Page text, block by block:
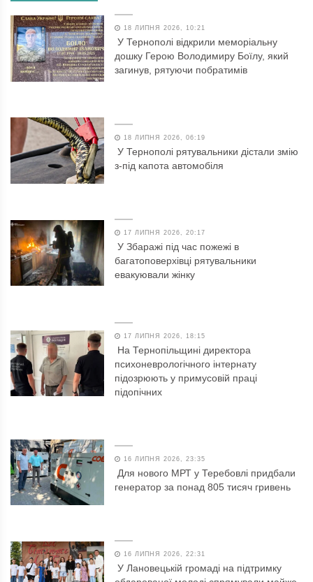
18 ЛИПНЯ 2026, 10:21
У Тернополі відкрили меморіальну
дошку Герою Володимиру Боїлу, який
загинув, рятуючи побратимів
18 ЛИПНЯ 2026, 06:19
У Тернополі рятувальники дістали змію
з-під капота автомобіля
17 ЛИПНЯ 2026, 20:17
У Збаражі під час пожежі в
багатоповерхівці рятувальники
евакуювали жінку
17 ЛИПНЯ 2026, 18:15
На Тернопільщині директора
психоневрологічного інтернату
підозрюють у примусовій праці
підопічних
16 ЛИПНЯ 2026, 23:35
Для нового МРТ у Теребовлі придбали
генератор за понад 805 тисяч гривень
16 ЛИПНЯ 2026, 22:31
У Лановецькій громаді на підтримку